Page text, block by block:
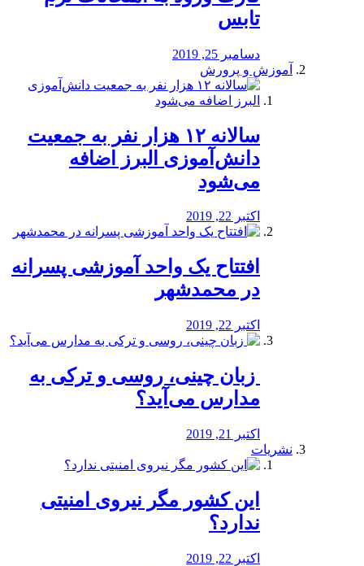
تابس
دسامبر 25, 2019
آموزش و پرورش
️سالانه ۱۲ هزار نفر به جمعیت
دانش‌آموزی البرز اضافه
می‌شود
اکتبر 22, 2019
افتتاح یک واحد آموزشی پسرانه
در محمدشهر
اکتبر 22, 2019
️ زبان چینی، روسی و ترکی به
مدارس می‌آید؟
اکتبر 21, 2019
نشریات
این کشور مگر نیروی امنیتی
ندارد؟
اکتبر 22, 2019